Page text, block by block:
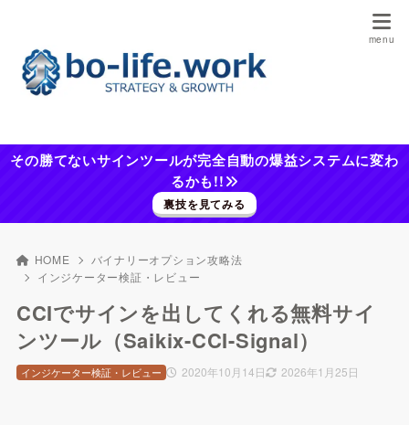
その勝てないサインツールが完全自動の爆益システムに変わ
るかも!!
裏技を見てみる
HOME
バイナリーオプション攻略法
インジケーター検証・レビュー
CCIでサインを出してくれる無料サイ
ンツール（Saikix-CCI-Signal）
2020年10月14日 2026年1月25日
インジケーター検証・レビュー